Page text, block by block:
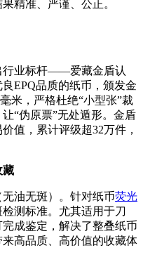
精准、严谨、公正。
行业标杆——爱藏金盾认
EPQ品质的纸币，颁发金
米，严格杜绝“小型张”裁
“伪原票”无处遁形。金盾
值，累计评级超32万件，
藏
油无斑）。针对纸币荧光
测标准。尤其适用于刀
成鉴定，解决了整叠纸币
高品质、高价值的收藏体